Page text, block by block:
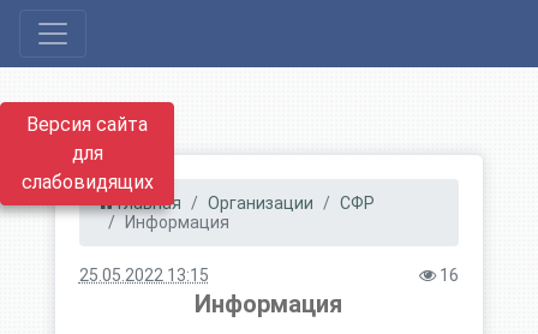
Версия сайта
для
слабовидящих
Главная Организации
СФР
Информация
25.05.2022 13:15 16
Информация